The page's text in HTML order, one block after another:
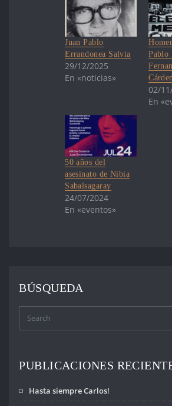
Juan Pablo
Errandonea Salvia
29/12/2025
En «noticias»
Pablo
02/
En
50 años del
asesinato de Nibia
Sabalsagaray
24/07/2024
En «eventos»
BÚSQUEDA
PUBLICACIONES
Hasta siempre Carlos!